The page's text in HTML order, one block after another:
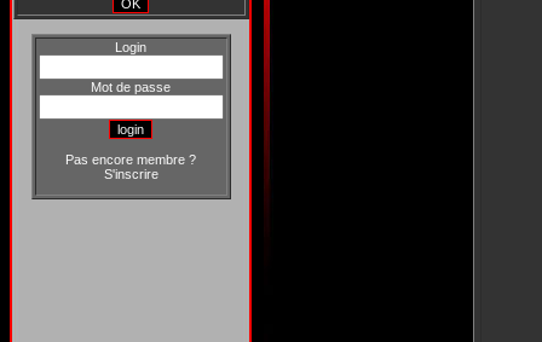
Login
Mot de passe
Pas encore membre ?
S'inscrire